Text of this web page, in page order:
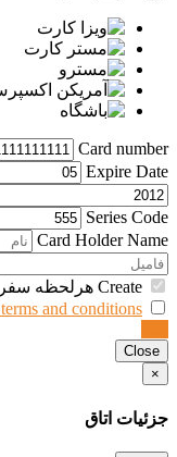
Card number
Expire Date
Series Code
Card Holder Name
terms and conditions
Close
×
جزئیات اتاق